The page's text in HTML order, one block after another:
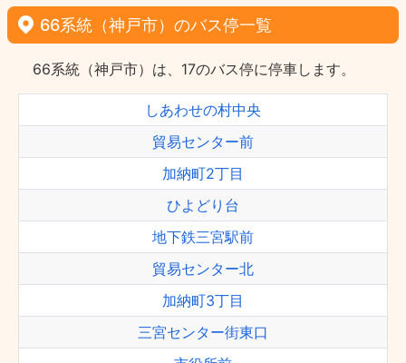
66系統（神戸市）のバス停一覧
66系統（神戸市）は、17のバス停に停車します。
しあわせの村中央
貿易センター前
加納町2丁目
ひよどり台
地下鉄三宮駅前
貿易センター北
加納町3丁目
三宮センター街東口